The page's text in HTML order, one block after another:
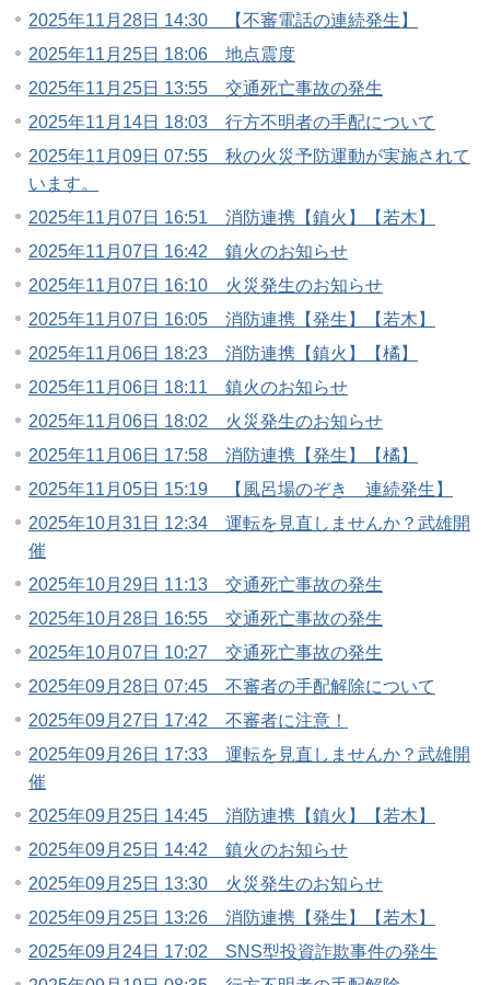
2025年11月28日 14:30 【不審電話の連続発生】
2025年11月25日 18:06 地点震度
2025年11月25日 13:55 交通死亡事故の発生
2025年11月14日 18:03 行方不明者の手配について
2025年11月09日 07:55 秋の火災予防運動が実施されて
います。
2025年11月07日 16:51 消防連携【鎮火】【若木】
2025年11月07日 16:42 鎮火のお知らせ
2025年11月07日 16:10 火災発生のお知らせ
2025年11月07日 16:05 消防連携【発生】【若木】
2025年11月06日 18:23 消防連携【鎮火】【橘】
2025年11月06日 18:11 鎮火のお知らせ
2025年11月06日 18:02 火災発生のお知らせ
2025年11月06日 17:58 消防連携【発生】【橘】
2025年11月05日 15:19 【風呂場のぞき 連続発生】
2025年10月31日 12:34 運転を見直しませんか？武雄開
催
2025年10月29日 11:13 交通死亡事故の発生
2025年10月28日 16:55 交通死亡事故の発生
2025年10月07日 10:27 交通死亡事故の発生
2025年09月28日 07:45 不審者の手配解除について
2025年09月27日 17:42 不審者に注意！
2025年09月26日 17:33 運転を見直しませんか？武雄開
催
2025年09月25日 14:45 消防連携【鎮火】【若木】
2025年09月25日 14:42 鎮火のお知らせ
2025年09月25日 13:30 火災発生のお知らせ
2025年09月25日 13:26 消防連携【発生】【若木】
2025年09月24日 17:02 SNS型投資詐欺事件の発生